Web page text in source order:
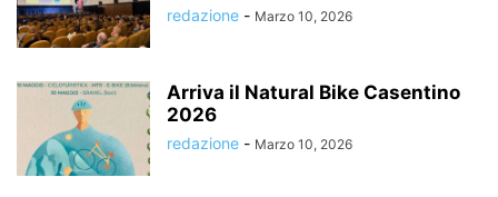
redazione - Marzo 10, 2026
Arriva il Natural Bike Casentino
2026
redazione - Marzo 10, 2026